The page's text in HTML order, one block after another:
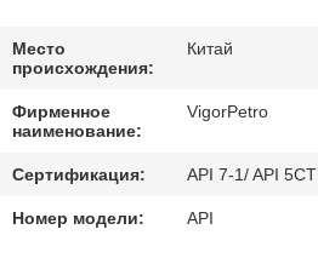
КОНТРОЛЬ
КАЧЕСТВА
КОНТАКТНЫЕ
ДАННЫЕ
Место
происхождения:
Китай
Фирменное
наименование:
VigorPetro
Сертификация: API 7-1/ API 5CT
Номер модели: API